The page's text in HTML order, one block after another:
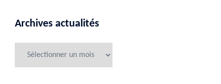
Archives actualités